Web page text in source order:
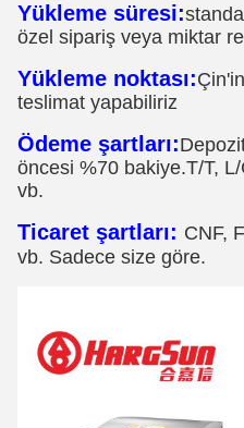
Yükleme süresi:
özel sipariş veya miktar
Yükleme noktası:
teslimat yapabiliriz
Ödeme şartları:
öncesi %70 bakiye.T/T,
vb.
Ticaret şartları: CNF,
vb. Sadece size göre.